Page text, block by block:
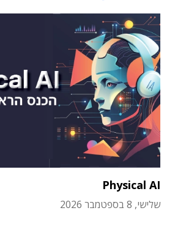
Physical AI
שלישי, 8 בספטמבר 2026